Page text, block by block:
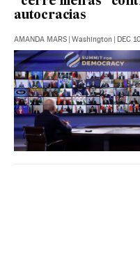
autocracias
AMANDA MARS Washington DEC